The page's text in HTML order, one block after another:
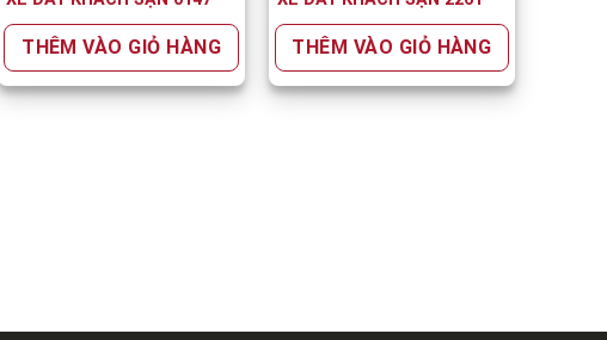
THÊM VÀO GIỎ HÀNG THÊM VÀO GIỎ HÀNG